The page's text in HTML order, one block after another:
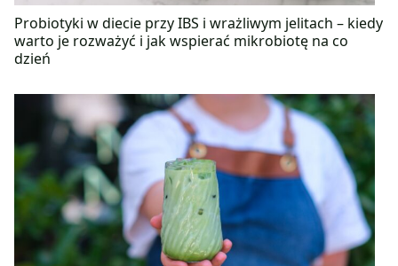
Probiotyki w diecie przy IBS i wrażliwym jelitach – kiedy
warto je rozważyć i jak wspierać mikrobiotę na co
dzień